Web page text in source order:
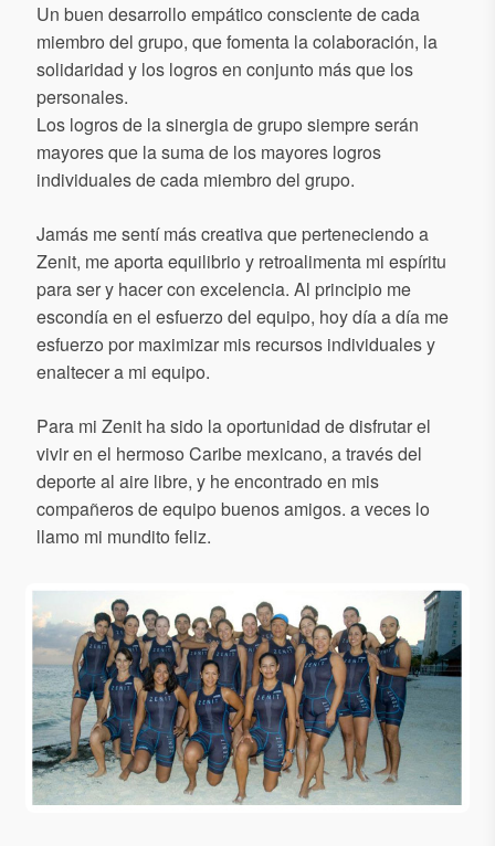
Un buen desarrollo empático consciente de cada
miembro del grupo, que fomenta la colaboración, la
solidaridad y los logros en conjunto más que los
personales.
Los logros de la sinergia de grupo siempre serán
mayores que la suma de los mayores logros
individuales de cada miembro del grupo.
Jamás me sentí más creativa que perteneciendo a
Zenit, me aporta equilibrio y retroalimenta mi espíritu
para ser y hacer con excelencia. Al principio me
escondía en el esfuerzo del equipo, hoy día a día me
esfuerzo por maximizar mis recursos individuales y
enaltecer a mi equipo.
Para mi Zenit ha sido la oportunidad de disfrutar el
vivir en el hermoso Caribe mexicano, a través del
deporte al aire libre, y he encontrado en mis
compañeros de equipo buenos amigos. a veces lo
llamo mi mundito feliz.